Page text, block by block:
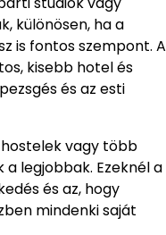
különösen, ha a
is fontos szempont. A
kisebb hotel és
és az esti
vagy több
legjobbak. Ezeknél a
és az, hogy
mindenki saját